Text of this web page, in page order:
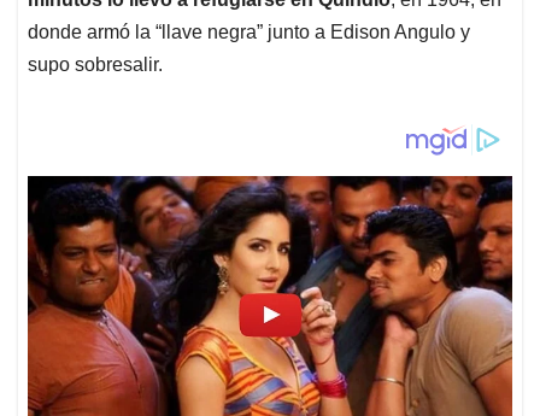
donde armó la “llave negra” junto a Edison Angulo y
supo sobresalir.